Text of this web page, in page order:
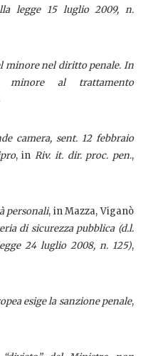
legge 15 luglio 2009, n.
minore nel diritto penale. In
minore al trattamento
camera, sent. 12 febbraio
, in Riv. it. dir. proc. pen.,
personali, in Mazza, Viganò
di sicurezza pubblica (d.l.
24 luglio 2008, n. 125),
esige la sanzione penale,